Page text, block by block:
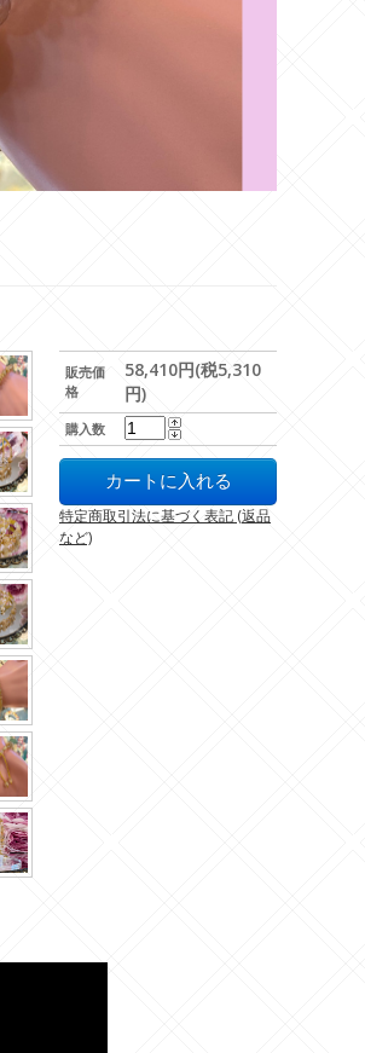
販売価
格
58,410円(税5,310
円)
購入数
特定商取引法に基づく表記 (返品
など)